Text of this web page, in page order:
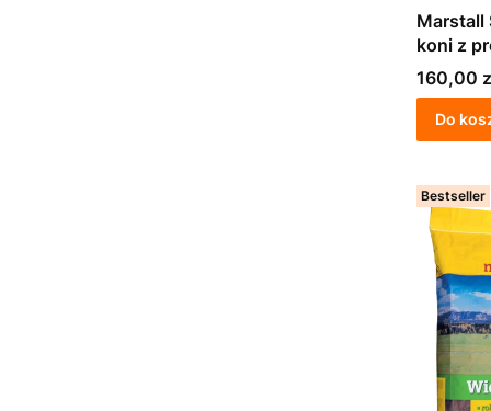
Marstall
koni z
Cena
160,00
Do
Bestseller